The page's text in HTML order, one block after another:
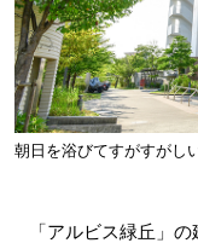
朝日を浴びてすがすがし
「アルビス緑丘」